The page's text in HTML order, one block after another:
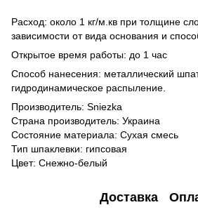
Расход: около 1 кг/м.кв при толщине
зависимости от вида основания и
Открытое время работы: до 1 час
Способ нанесения: металлический
гидродинамическое распыление.
Производитель: Sniezka
Страна производитель: Украина
Состояние материала: Сухая смесь
Тип шпаклевки: гипсовая
Цвет: Снежно-белый
Доставка